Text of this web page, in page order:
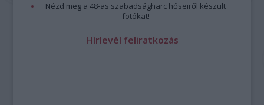
Nézd meg a 48-as szabadságharc hőseiről készült
fotókat!
Hírlevél feliratkozás